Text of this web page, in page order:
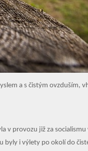
a s čistým ovzduším,
v provozu již za
byly i výlety po okolí do